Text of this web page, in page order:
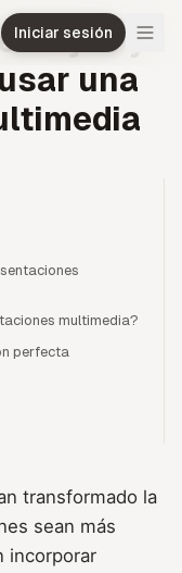
Iniciar sesión
y
una
multimedia?
perfecta
transformado la
sean más
incorporar